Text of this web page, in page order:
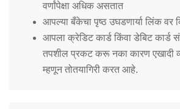
वर्णांपेक्षा अधिक असतात
आपल्या बँकेचा पृष्ठ उघडणार्या लिंक
आपला क्रेडिट कार्ड किंवा डेबिट कार्ड
तपशील प्रकट करू नका कारण एखादी
म्हणून तोतयागिरी करत आहे.